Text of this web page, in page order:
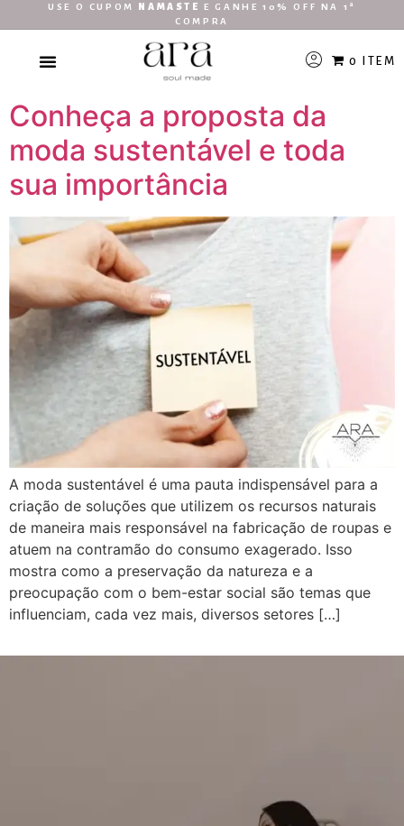
USE O CUPOM NAMASTE
E GANHE 10% OFF NA 1ª
COMPRA
0 ITEM
Conheça a proposta da
moda sustentável e toda
sua importância
A moda sustentável é uma pauta indispensável para a
criação de soluções que utilizem os recursos naturais
de maneira mais responsável na fabricação de roupas e
atuem na contramão do consumo exagerado. Isso
mostra como a preservação da natureza e a
preocupação com o bem-estar social são temas que
influenciam, cada vez mais, diversos setores […]